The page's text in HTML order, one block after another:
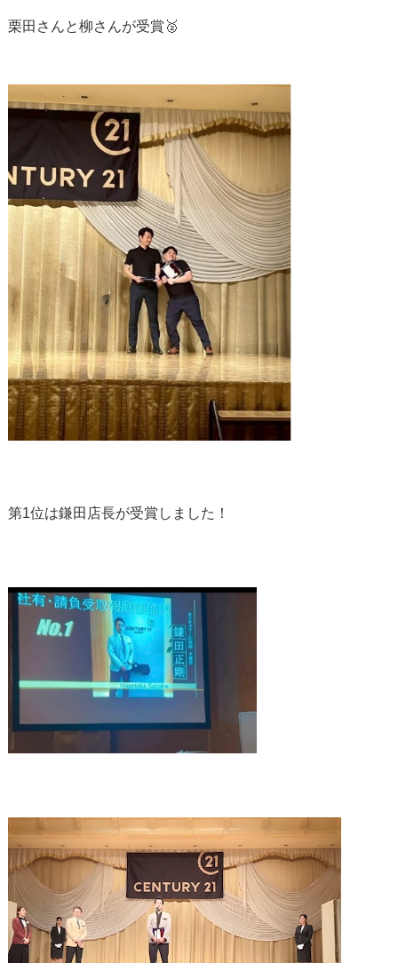
栗田さんと柳さんが受賞🥈
第1位は鎌田店長が受賞しました！